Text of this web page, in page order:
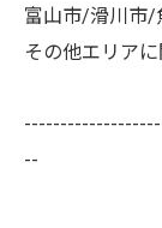
富山市/滑川市
その他エリア
--